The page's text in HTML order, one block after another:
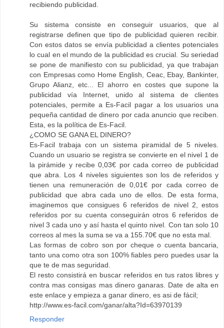
recibiendo publicidad.
Su sistema consiste en conseguir usuarios, que al
registrarse definen que tipo de publicidad quieren recibir.
Con estos datos se envía publicidad a clientes potenciales
lo cual en el mundo de la publicidad es crucial. Su seriedad
se pone de manifiesto con su publicidad, ya que trabajan
con Empresas como Home English, Ceac, Ebay, Bankinter,
Grupo Alianz, etc... El ahorro en costes que supone la
publicidad vía Internet, unido al sistema de clientes
potenciales, permite a Es-Facil pagar a los usuarios una
pequeña cantidad de dinero por cada anuncio que reciben.
Esta, es la política de Es-Facil.
¿COMO SE GANA EL DINERO?
Es-Facil trabaja con un sistema piramidal de 5 niveles.
Cuando un usuario se registra se convierte en el nivel 1 de
la pirámide y recibe 0,03€ por cada correo de publicidad
que abra. Los 4 niveles siguientes son los de referidos y
tienen una remuneración de 0,01€ por cada correo de
publicidad que abra cada uno de ellos. De esta forma,
imaginemos que consigues 6 referidos de nivel 2, estos
referidos por su cuenta conseguirán otros 6 referidos de
nivel 3 cada uno y así hasta el quinto nivel. Con tan solo 10
correos al mes la suma se va a 155.70€ que no esta mal.
Las formas de cobro son por cheque o cuenta bancaria,
tanto una como otra son 100% fiables pero puedes usar la
que te de mas seguridad.
El resto consistirá en buscar referidos en tus ratos libres y
contra mas consigas mas dinero ganaras. Date de alta en
este enlace y empieza a ganar dinero, es asi de fácil;
http://www.es-facil.com/ganar/alta?Id=63970139
Responder